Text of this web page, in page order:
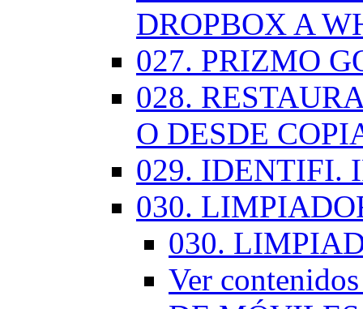
DROPBOX A
027. PRIZMO
028.
O DESDE
029. IDENTIFI.
030.
030.
Ver